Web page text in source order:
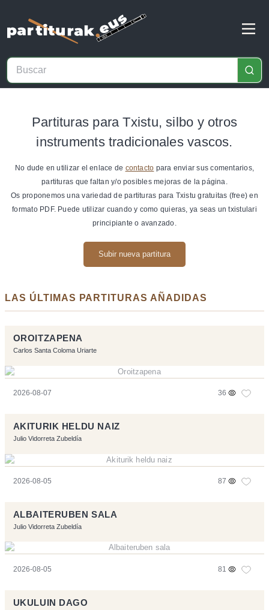
Partituras para Txistu, silbo y otros
instruments tradicionales vascos.
No dude en utilizar el enlace de contacto para enviar sus comentarios,
partituras que faltan y/o posibles mejoras de la página.
Os proponemos una variedad de partituras para Txistu gratuitas (free) en
formato PDF. Puede utilizar cuando y como quieras, ya seas un txistulari
principiante o avanzado.
Subir nueva partitura
LAS ÚLTIMAS PARTITURAS AÑADIDAS
OROITZAPENA
Carlos Santa Coloma Uriarte
2026-08-07 36
AKITURIK HELDU NAIZ
Julio Vidorreta Zubeldía
2026-08-05 87
ALBAITERUBEN SALA
Julio Vidorreta Zubeldía
2026-08-05 81
UKULUIN DAGO